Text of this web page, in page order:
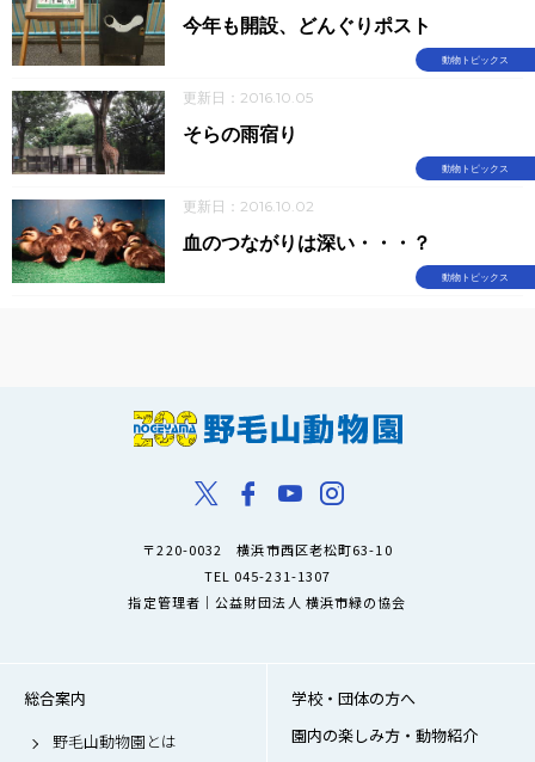
動物トピックス
今年も開設、どんぐりポスト
更新日：2016.10.05
動物トピックス
そらの雨宿り
更新日：2016.10.02
動物トピックス
血のつながりは深い・・・？
〒220-0032 横浜市西区老松町63-10
TEL 045-231-1307
指定管理者｜公益財団法人 横浜市緑の協会
総合案内
野毛山動物園とは
学校・団体の方へ
園内の楽しみ方・動物紹介